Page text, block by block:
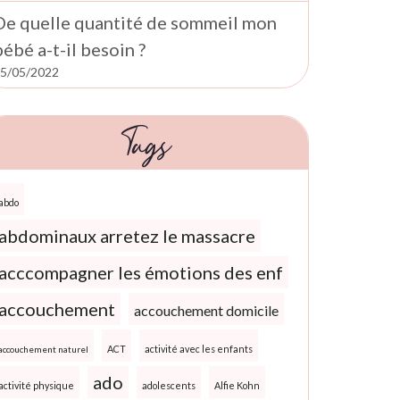
quelle quantité de sommeil mon
a-t-il besoin ?
05/2022
Tags
arretez le massacre
les émotions des enf
accouchement domicile
naturel ACT activité avec les enfants
physique ado adolescents Alfie Kohn